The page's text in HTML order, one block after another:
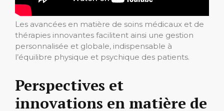
Les avancées en matière de soins médicaux et de
thérapies innovantes facilitent ainsi une gestion
personnalisée et globale, indispensable à
l’équilibre physique et psychique des patients.
Perspectives et
innovations en matière de